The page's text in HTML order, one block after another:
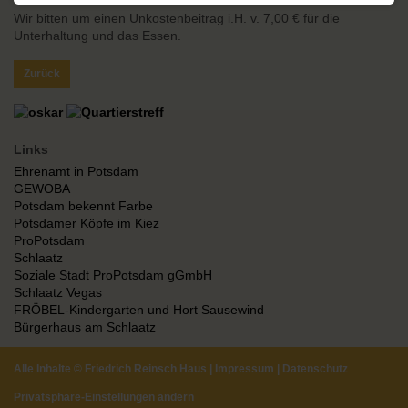
Wir bitten um einen Unkostenbeitrag i.H. v. 7,00 € für die
Unterhaltung und das Essen.
Zurück
Links
Ehrenamt in Potsdam
GEWOBA
Potsdam bekennt Farbe
Potsdamer Köpfe im Kiez
ProPotsdam
Schlaatz
Soziale Stadt ProPotsdam gGmbH
Schlaatz Vegas
FRÖBEL-Kindergarten und Hort Sausewind
Bürgerhaus am Schlaatz
Alle Inhalte © Friedrich Reinsch Haus Impressum Datenschutz
Privatsphäre-Einstellungen ändern